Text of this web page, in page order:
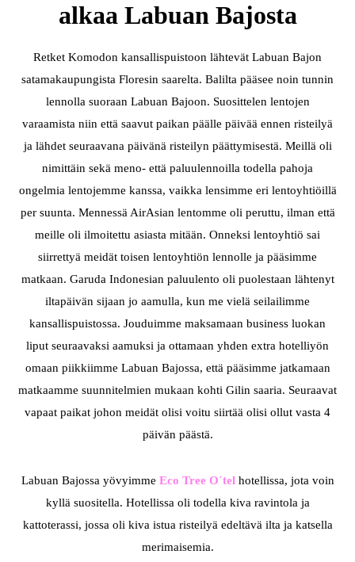
alkaa Labuan Bajosta
Retket Komodon kansallispuistoon lähtevät Labuan Bajon
satamakaupungista Floresin saarelta. Balilta pääsee noin tunnin
lennolla suoraan Labuan Bajoon. Suosittelen lentojen
varaamista niin että saavut paikan päälle päivää ennen risteilyä
ja lähdet seuraavana päivänä risteilyn päättymisestä. Meillä oli
nimittäin sekä meno- että paluulennoilla todella pahoja
ongelmia lentojemme kanssa, vaikka lensimme eri lentoyhtiöillä
per suunta. Mennessä AirAsian lentomme oli peruttu, ilman että
meille oli ilmoitettu asiasta mitään. Onneksi lentoyhtiö sai
siirrettyä meidät toisen lentoyhtiön lennolle ja pääsimme
matkaan. Garuda Indonesian paluulento oli puolestaan lähtenyt
iltapäivän sijaan jo aamulla, kun me vielä seilailimme
kansallispuistossa. Jouduimme maksamaan business luokan
liput seuraavaksi aamuksi ja ottamaan yhden extra hotelliyön
omaan piikkiimme Labuan Bajossa, että pääsimme jatkamaan
matkaamme suunnitelmien mukaan kohti Gilin saaria. Seuraavat
vapaat paikat johon meidät olisi voitu siirtää olisi ollut vasta 4
päivän päästä.
Labuan Bajossa yövyimme Eco Tree O´tel hotellissa, jota voin
kyllä suositella. Hotellissa oli todella kiva ravintola ja
kattoterassi, jossa oli kiva istua risteilyä edeltävä ilta ja katsella
merimaisemia.